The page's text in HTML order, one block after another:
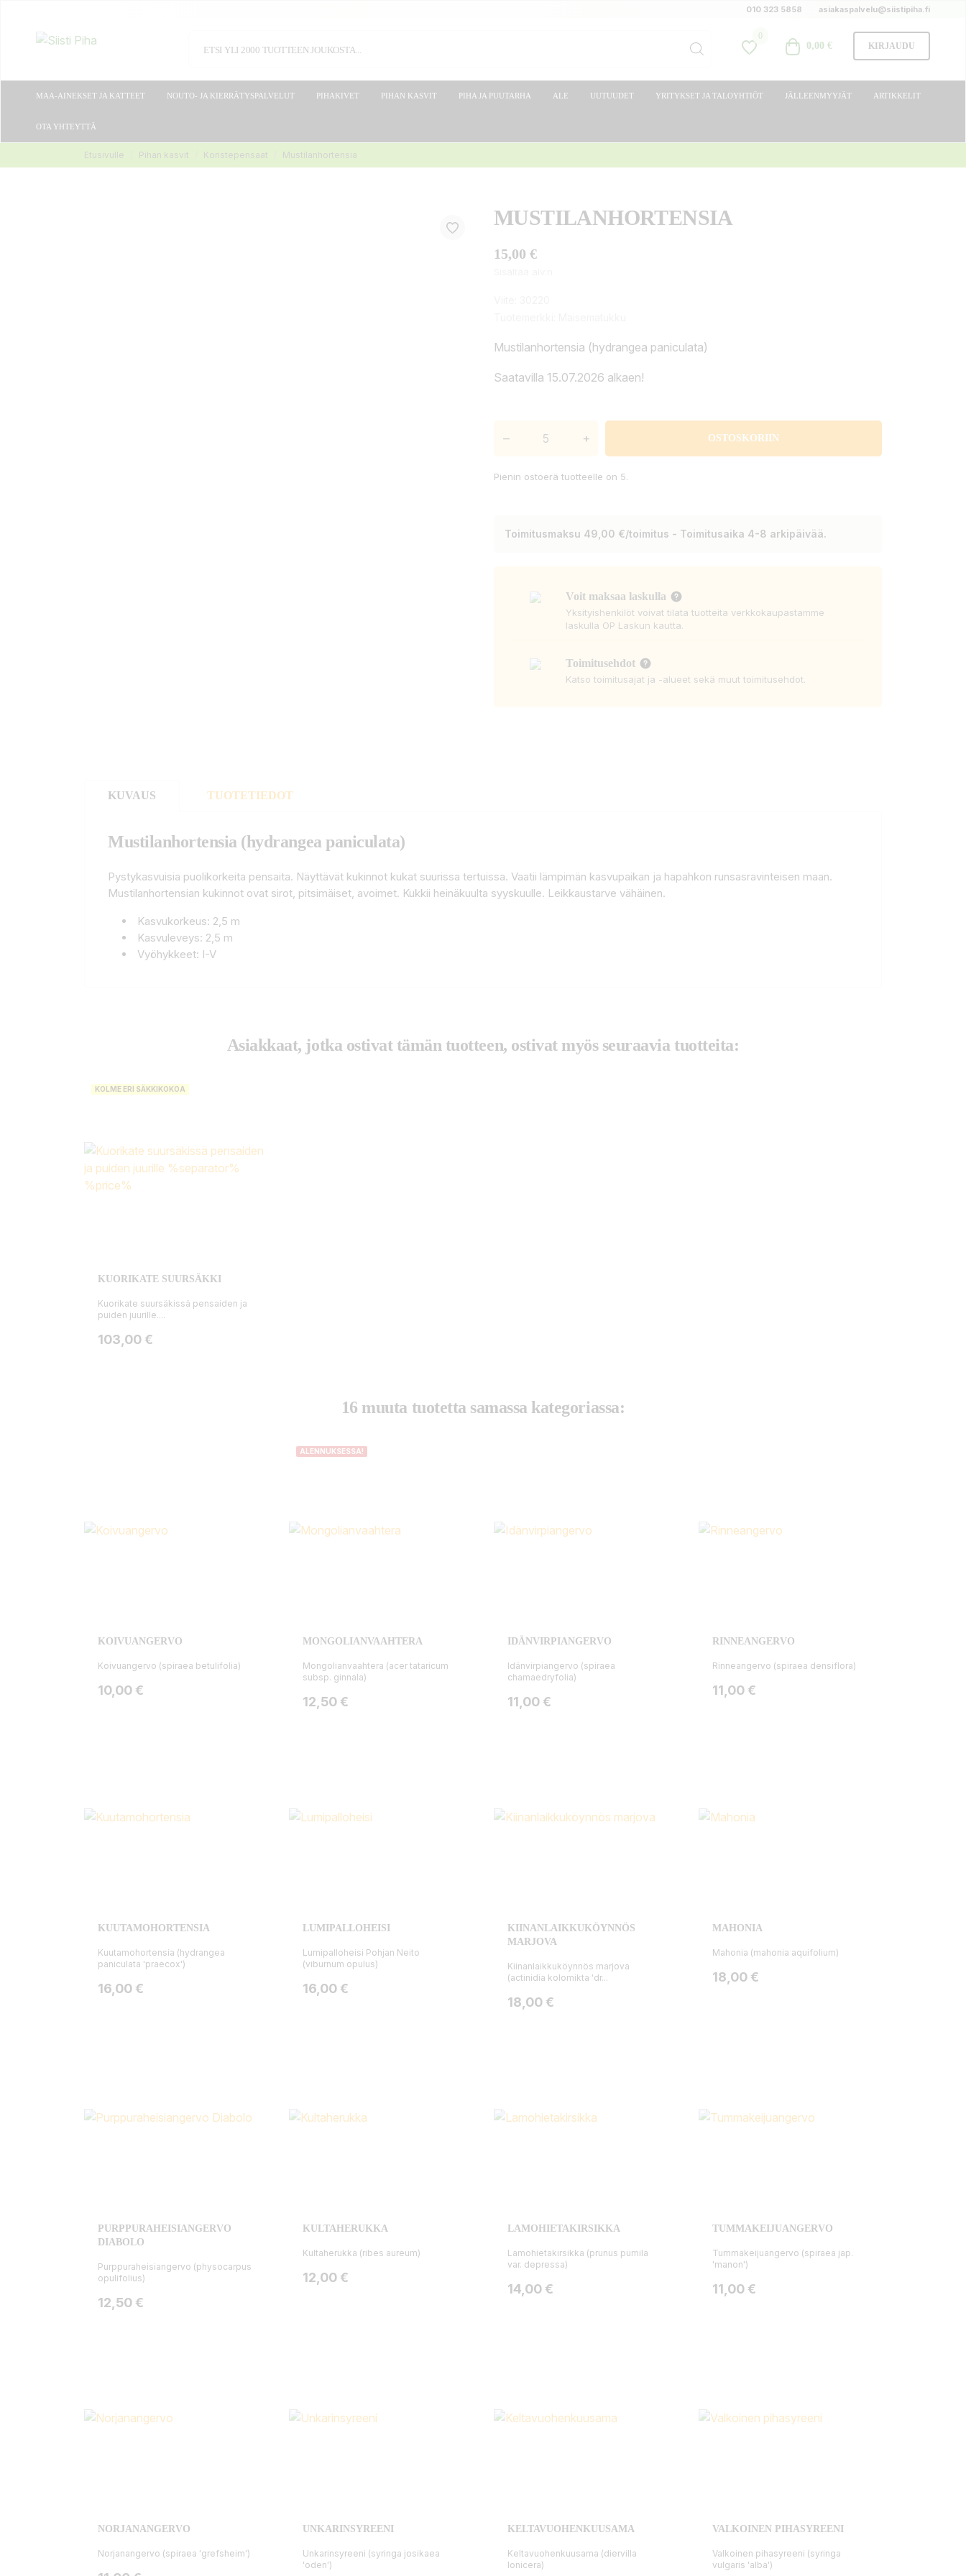
010 323 5858 asiakaspalvelu@siistipiha.fi
0
0,00 € KIRJAUDU
MAA-AINEKSET JA KATTEET NOUTO- JA KIERRÄTYSPALVELUT PIHAKIVET PIHAN KASVIT PIHA JA PUUTARHA ALE UUTUUDET YRITYKSET JA TALOYHTIÖT JÄLLEENMYYJÄT ARTIKKELIT
OTA YHTEYTTÄ
Etusivulle Pihan kasvit Koristepensaat Mustilanhortensia
MUSTILANHORTENSIA
15,00 €
Mustilanhortensia (hydrangea paniculata)
Saatavilla 15.07.2026 alkaen!
– + OSTOSKORIIN
Pienin ostoerä tuotteelle on 5.
Toimitusmaksu 49,00 €/toimitus - Toimitusaika 4-8 arkipäivää.
Voit maksaa laskulla
Yksityishenkilöt voivat tilata tuotteita verkkokaupastamme
laskulla OP Laskun kautta.
Toimitusehdot
Katso toimitusajat ja -alueet sekä muut toimitusehdot.
KUVAUS TUOTETIEDOT
Mustilanhortensia (hydrangea paniculata)
Pystykasvuisia puolikorkeita pensaita. Näyttävät kukinnot kukat suurissa tertuissa. Vaatii lämpimän kasvupaikan ja hapahkon runsasravinteisen maan.
Mustilanhortensian kukinnot ovat sirot, pitsimäiset, avoimet. Kukkii heinäkuulta syyskuulle. Leikkaustarve vähäinen.
Kasvukorkeus: 2,5 m
Kasvuleveys: 2,5 m
Vyöhykkeet: I-V
Asiakkaat, jotka ostivat tämän tuotteen, ostivat myös seuraavia tuotteita:
KOLME ERI SÄKKIKOKOA
KUORIKATE SUURSÄKKI
Kuorikate suursäkissä pensaiden ja
puiden juurille....
Hinta
103,00 €
16 muuta tuotetta samassa kategoriassa:
KOIVUANGERVO
Koivuangervo (spiraea betulifolia)
Hinta
10,00 €
ALENNUKSESSA!
MONGOLIANVAAHTERA
Mongolianvaahtera (acer tataricum
subsp. ginnala)
Hinta
12,50 €
IDÄNVIRPIANGERVO
Idänvirpiangervo (spiraea
chamaedryfolia)
Hinta
11,00 €
RINNEANGERVO
Rinneangervo (spiraea densiflora)
Hinta
11,00 €
KUUTAMOHORTENSIA
Kuutamohortensia (hydrangea
paniculata 'praecox')
Hinta
16,00 €
LUMIPALLOHEISI
Lumipalloheisi Pohjan Neito
(viburnum opulus)
Hinta
16,00 €
KIINANLAIKKUKÖYNNÖS
MARJOVA
Kiinanlaikkuköynnös marjova
(actinidia kolomikta 'dr...
Hinta
18,00 €
MAHONIA
Mahonia (mahonia aquifolium)
Hinta
18,00 €
PURPPURAHEISIANGERVO
DIABOLO
Purppuraheisiangervo (physocarpus
opulifolius)
Hinta
12,50 €
KULTAHERUKKA
Kultaherukka (ribes aureum)
Hinta
12,00 €
LAMOHIETAKIRSIKKA
Lamohietakirsikka (prunus pumila
var. depressa)
Hinta
14,00 €
TUMMAKEIJUANGERVO
Tummakeijuangervo (spiraea jap.
'manon')
Hinta
11,00 €
NORJANANGERVO
Norjanangervo (spiraea 'grefsheim')
UNKARINSYREENI
Unkarinsyreeni (syringa josikaea
'oden')
KELTAVUOHENKUUSAMA
Keltavuohenkuusama (diervilla
lonicera)
VALKOINEN PIHASYREENI
Valkoinen pihasyreeni (syringa
vulgaris 'alba')